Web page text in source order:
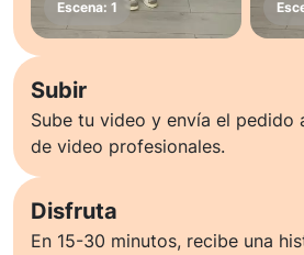
Subir
Sube tu video y envía el pedido
de video profesionales.
Disfruta
En 15-30 minutos, recibe una